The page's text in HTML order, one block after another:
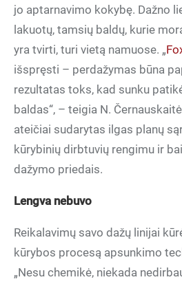
jo aptarnavimo kokybę. Dažno
lakuotų, tamsių baldų, kurie
yra tvirti, turi vietą namuose. „
išspręsti – perdažymas būna
rezultatas toks, kad sunku
baldas“, – teigia N.
ateičiai sudarytas ilgas planų
kūrybinių dirbtuvių rengimu ir
dažymo priedais.
Lengva nebuvo
Reikalavimų savo dažų linijai
kūrybos procesą apsunkimo
„Nesu chemikė, niekada